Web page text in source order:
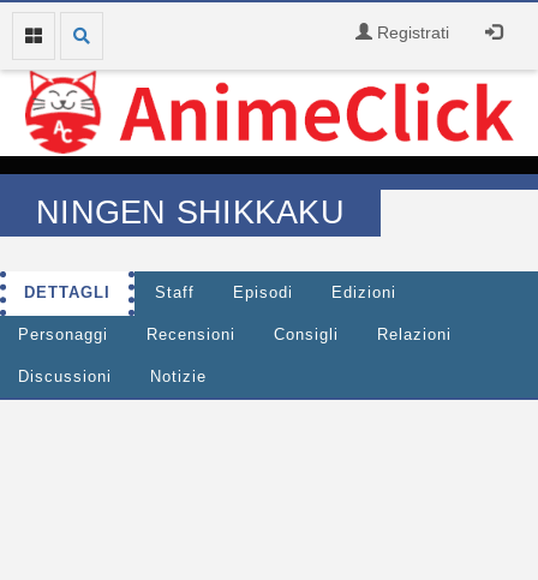
Registrati
NINGEN SHIKKAKU
DETTAGLI Staff Episodi Edizioni
Personaggi Recensioni Consigli Relazioni
Discussioni Notizie